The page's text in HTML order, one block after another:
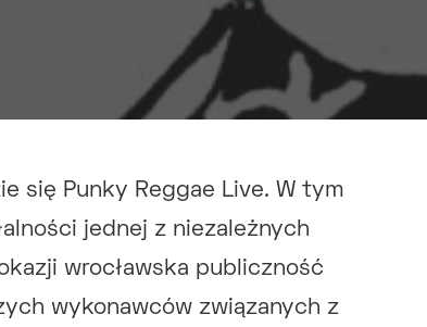
się Punky Reggae Live. W tym
jednej z niezależnych
wrocławska publiczność
wykonawców związanych z